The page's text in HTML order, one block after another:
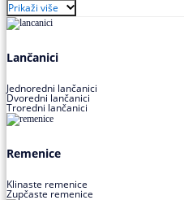
Prikaži više
Lančanici
Jednoredni lančanici
Dvoredni lančanici
Troredni lančanici
Remenice
Klinaste remenice
Zupčaste remenice